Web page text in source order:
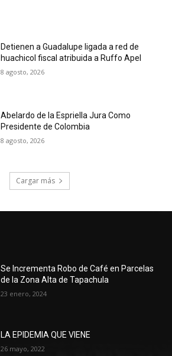
Detienen a Guadalupe ligada a red de
huachicol fiscal atribuida a Ruffo Apel
8 agosto, 2026
Abelardo de la Espriella Jura Como
Presidente de Colombia
8 agosto, 2026
Cargar más
Se Incrementa Robo de Café en Parcelas
de la Zona Alta de Tapachula
23 enero, 2024
LA EPIDEMIA QUE VIENE
26 mayo, 2022